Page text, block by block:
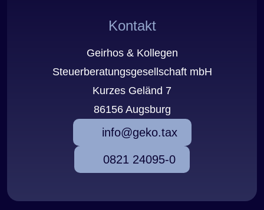
Kontakt
Geirhos & Kollegen
Steuerberatungsgesellschaft mbH
Kurzes Geländ 7
86156 Augsburg
info@geko.tax
0821 24095-0